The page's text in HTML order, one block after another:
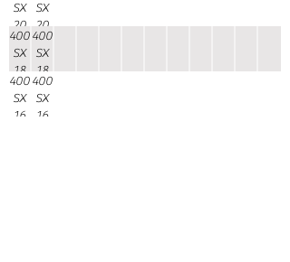
SX
20
SX
20
400
SX
18
400
SX
18
400
SX
16
400
SX
16